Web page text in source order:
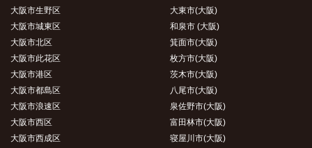
大阪市生野区
大阪市城東区
大阪市北区
大阪市此花区
大阪市港区
大阪市都島区
大阪市浪速区
大阪市西区
大阪市西成区
大東市(大阪)
和泉市 (大阪)
箕面市(大阪)
枚方市(大阪)
茨木市(大阪)
八尾市(大阪)
泉佐野市(大阪)
富田林市(大阪)
寝屋川市(大阪)